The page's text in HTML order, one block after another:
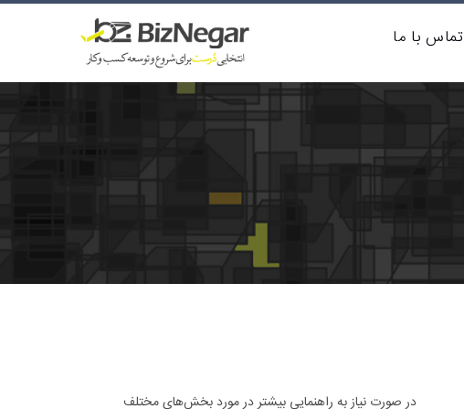
تماس با ما
در صورت نیاز به راهنمایی بیشتر در مورد بخش‌های مختلف